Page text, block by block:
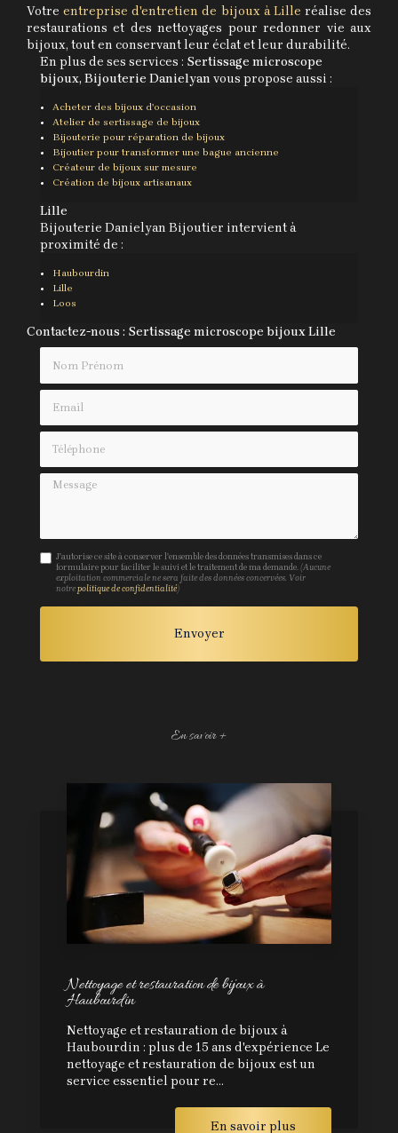
Votreentreprise d'entretien de bijoux à Lille réalise des
restaurations et des nettoyages pour redonner vie aux
bijoux, tout en conservant leur éclat et leur durabilité.
En plus de ses services : Sertissage microscope
bijoux, Bijouterie Danielyan vous propose aussi :
Acheter des bijoux d'occasion
Atelier de sertissage de bijoux
Bijouterie pour réparation de bijoux
Bijoutier pour transformer une bague ancienne
Créateur de bijoux sur mesure
Création de bijoux artisanaux
Lille
Bijouterie Danielyan Bijoutier intervient à
proximité de :
Haubourdin
Lille
Loos
Contactez-nous : Sertissage microscope bijoux Lille
Message
J'autorise ce site à conserver l'ensemble des données transmises dans ce
formulaire pour faciliter le suivi et le traitement de ma demande.(Aucune
exploitation commerciale ne sera faite des données concervées. Voir
notrepolitique de confidentialité)
En savoir +
Nettoyage et restauration de bijoux à
Haubourdin
Nettoyage et restauration de bijoux à
Haubourdin : plus de 15 ans d'expérience Le
nettoyage et restauration de bijoux est un
service essentiel pour re...
En savoir plus